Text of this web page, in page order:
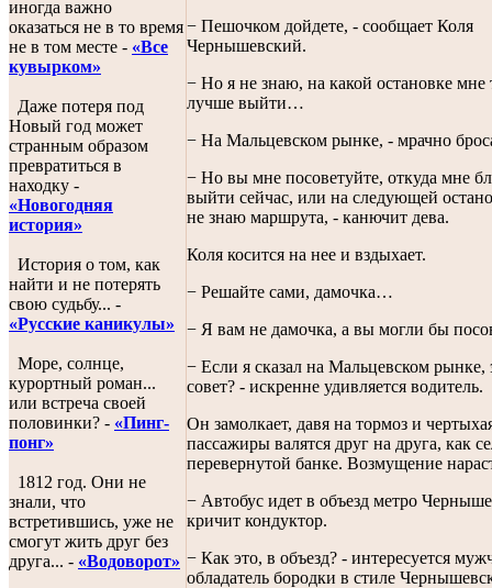
иногда важно
оказаться не в то время
не в том месте - «Все
кувырком»
Даже потеря под
Новый год может
странным образом
превратиться в
находку -
«Новогодняя
история»
История о том, как
найти и не потерять
свою судьбу... -
«Русские каникулы»
Море, солнце,
курортный роман...
или встреча своей
половинки? - «Пинг-
понг»
1812 год. Они не
знали, что
встретившись, уже не
смогут жить друг без
друга... - «Водоворот»
− Пешочком дойдете, - сообщает Коля
Чернышевский.
− Но я не знаю, на какой остановке мне
лучше выйти…
− На Мальцевском рынке, - мрачно
− Но вы мне посоветуйте, откуда мне
выйти сейчас, или на следующей
не знаю маршрута, - канючит дева.
Коля косится на нее и вздыхает.
− Решайте сами, дамочка…
− Я вам не дамочка, а вы могли бы
− Если я сказал на Мальцевском рынке,
совет? - искренне удивляется водитель.
Он замолкает, давя на тормоз и
пассажиры валятся друг на друга, как
перевернутой банке. Возмущение
− Автобус идет в объезд метро
кричит кондуктор.
− Как это, в объезд? - интересуется
обладатель бородки в стиле